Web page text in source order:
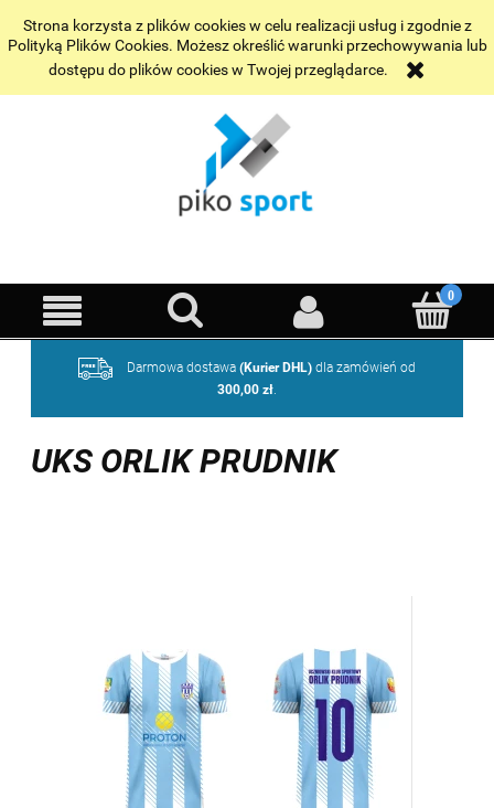
Strona korzysta z plików cookies w celu realizacji usług i zgodnie z
Polityką Plików Cookies. Możesz określić warunki przechowywania lub
dostępu do plików cookies w Twojej przeglądarce.
Wybrane realizacje Kontakt
Darmowa dostawa(Kurier DHL) dla zamówień od
300,00 zł
UKS ORLIK PRUDNIK